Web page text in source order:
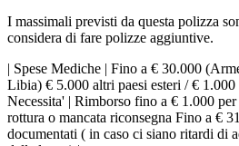
I massimali previsti da questa polizza
considera di fare polizze aggiuntive.
| Spese Mediche | Fino a € 30.000
Libia) € 5.000 altri paesi esteri / €
Necessita' | Rimborso fino a € 1.000
rottura o mancata riconsegna Fino a €
documentati ( in caso ci siano ritardi di